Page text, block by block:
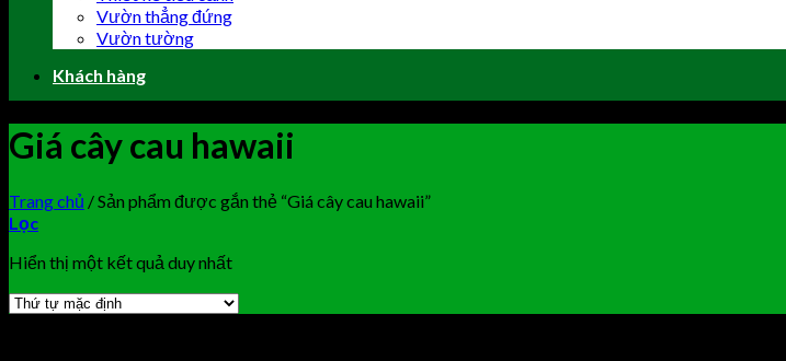
Vườn thẳng đứng
Vườn tường
Khách hàng
Giá cây cau hawaii
Trang chủ /Sản phẩm được gắn thẻ “Giá cây cau hawaii”
Lọc
Hiển thị một kết quả duy nhất